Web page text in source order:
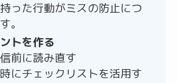
った行動がミスの防止につ
。
トを作る
前に読み直す
にチェックリストを活用す